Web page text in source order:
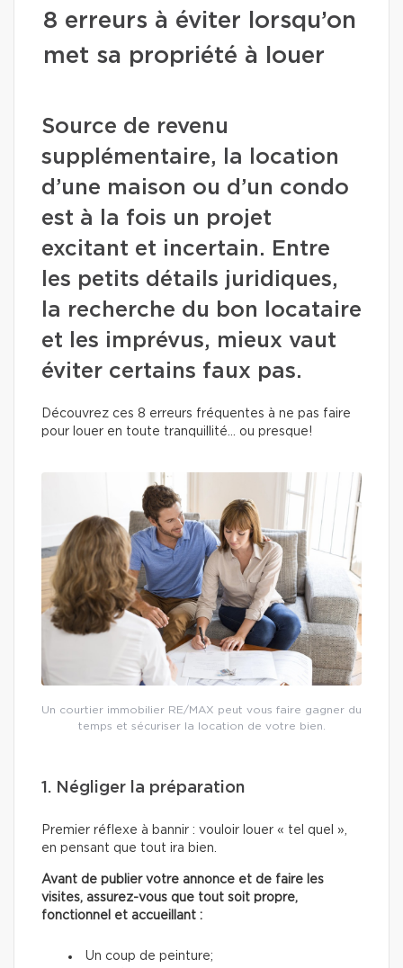
8 erreurs à éviter lorsqu’on
met sa propriété à louer
Source de revenu
supplémentaire, la location
d’une maison ou d’un condo
est à la fois un projet
excitant et incertain. Entre
les petits détails juridiques,
la recherche du bon locataire
et les imprévus, mieux vaut
éviter certains faux pas.
Découvrez ces 8 erreurs fréquentes à ne pas faire
pour louer en toute tranquillité… ou presque!
Un courtier immobilier RE/MAX peut vous faire gagner du
temps et sécuriser la location de votre bien.
1. Négliger la préparation
Premier réflexe à bannir : vouloir louer « tel quel »,
en pensant que tout ira bien.
Avant de publier votre annonce et de faire les
visites, assurez-vous que tout soit propre,
fonctionnel et accueillant :
Un coup de peinture;